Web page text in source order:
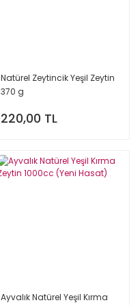
Natürel Zeytincik Yeşil Zeytin
370 g
220,00 TL
Ayvalık Natürel Yeşil Kırma